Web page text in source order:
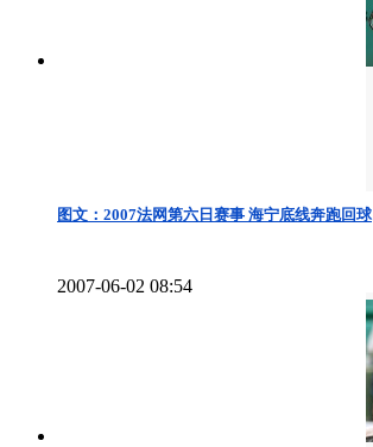
图文：2007法网第六日赛事 海宁底线奔跑回球
2007-06-02 08:54